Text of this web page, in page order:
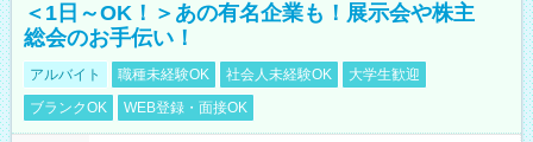
＜1日～OK！＞あの有名企業も！展示会や株主
総会のお手伝い！
アルバイト 職種未経験OK 社会人未経験OK
大学生歓迎
ブランクOK
WEB登録・面接OK